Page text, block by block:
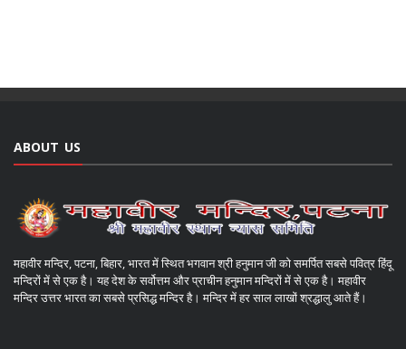
ABOUT US
महावीर मन्दिर, पटना, बिहार, भारत में स्थित भगवान श्री हनुमान जी को समर्पित सबसे पवित्र हिंदू
मन्दिरों में से एक है। यह देश के सर्वोत्तम और प्राचीन हनुमान मन्दिरों में से एक है। महावीर
मन्दिर उत्तर भारत का सबसे प्रसिद्ध मन्दिर है। मन्दिर में हर साल लाखों श्रद्धालु आते हैं।